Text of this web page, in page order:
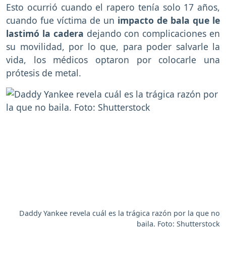
Esto ocurrió cuando el rapero tenía solo 17 años,
cuando fue víctima de un impacto de bala que le
lastimó la cadera dejando con complicaciones en
su movilidad, por lo que, para poder salvarle la
vida, los médicos optaron por colocarle una
prótesis de metal.
Daddy Yankee revela cuál es la trágica razón por la que no
baila. Foto: Shutterstock